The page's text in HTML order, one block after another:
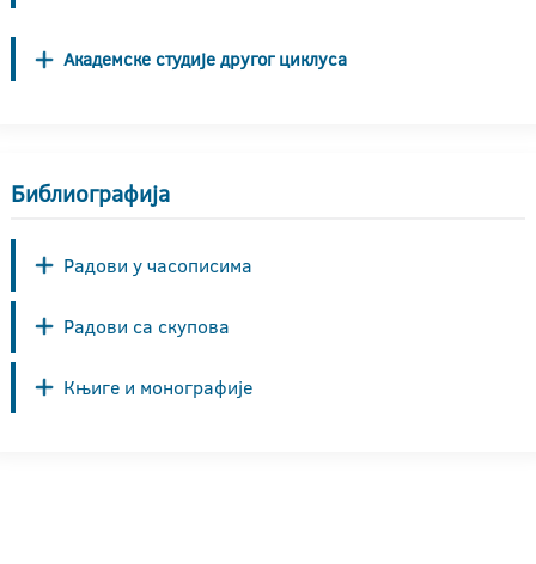
Академске студије другог циклуса
Библиографија
Радови у часописима
Радови са скупова
Књиге и монографије